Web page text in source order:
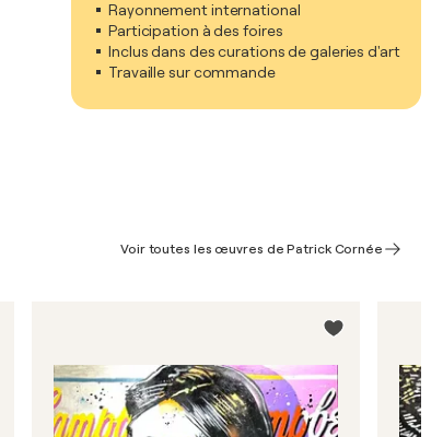
Rayonnement international
Participation à des foires
Inclus dans des curations de galeries d'art
Travaille sur commande
Voir toutes les œuvres de Patrick Cornée